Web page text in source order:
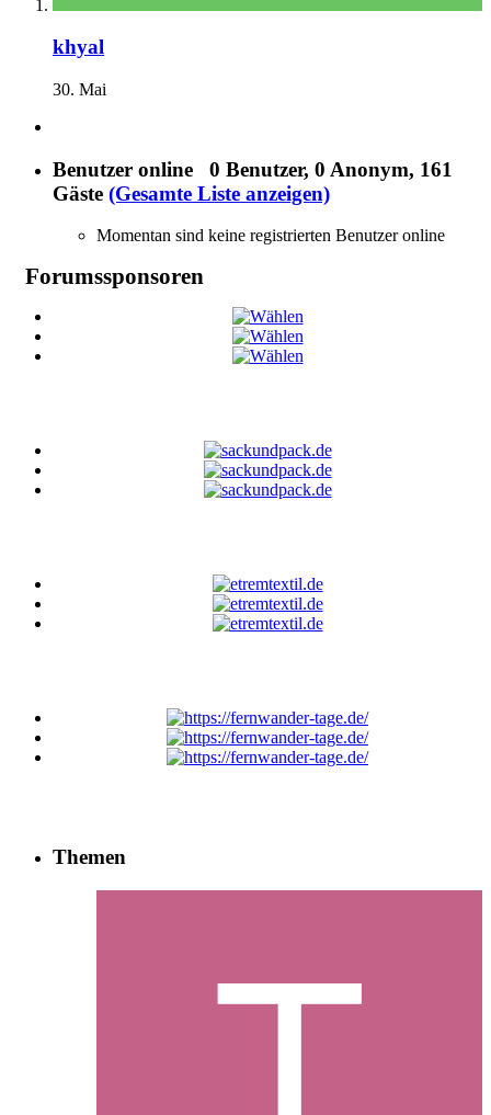
khyal
30. Mai
Benutzer online 0 Benutzer, 0 Anonym, 161
Gäste (Gesamte Liste anzeigen)
Momentan sind keine registrierten Benutzer online
Forumssponsoren
Themen